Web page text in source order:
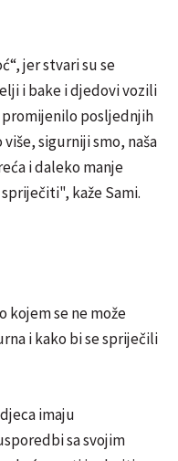
jer stvari su se
i bake i djedovi vozili
posljednjih
sigurniji smo, naša
i daleko manje
kaže Sami.
kojem se ne može
i kako bi se spriječili
imaju
sa svojim